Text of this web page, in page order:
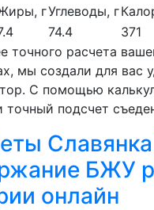
гУглеводы, г
74.4
371
точного расчета
мы создали для вас
С помощью
точный подсчет
БЖУ
онлайн